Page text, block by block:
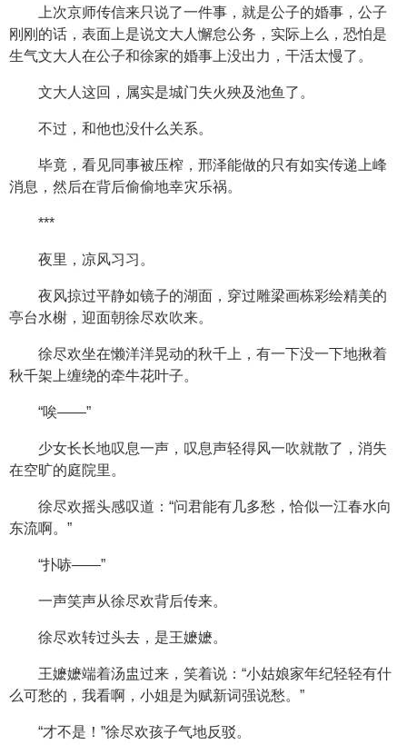
上次京师传信来只说了一件事，就是公子的婚事，公子
刚刚的话，表面上是说文大人懈怠公务，实际上么，恐怕是
生气文大人在公子和徐家的婚事上没出力，干活太慢了。
文大人这回，属实是城门失火殃及池鱼了。
不过，和他也没什么关系。
毕竟，看见同事被压榨，邢泽能做的只有如实传递上峰
消息，然后在背后偷偷地幸灾乐祸。
***
夜里，凉风习习。
夜风掠过平静如镜子的湖面，穿过雕梁画栋彩绘精美的
亭台水榭，迎面朝徐尽欢吹来。
徐尽欢坐在懒洋洋晃动的秋千上，有一下没一下地揪着
秋千架上缠绕的牵牛花叶子。
“唉——”
少女长长地叹息一声，叹息声轻得风一吹就散了，消失
在空旷的庭院里。
徐尽欢摇头感叹道：“问君能有几多愁，恰似一江春水向
东流啊。”
“扑哧——”
一声笑声从徐尽欢背后传来。
徐尽欢转过头去，是王嬷嬷。
王嬷嬷端着汤盅过来，笑着说：“小姑娘家年纪轻轻有什
么可愁的，我看啊，小姐是为赋新词强说愁。”
“才不是！”徐尽欢孩子气地反驳。